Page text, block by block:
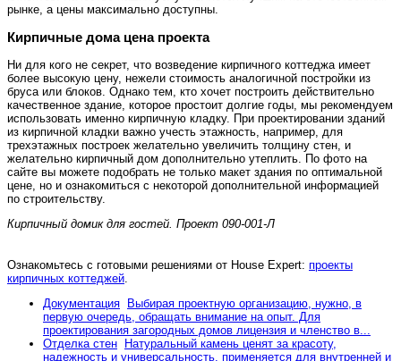
рынке, а цены максимально доступны.
Кирпичные дома цена проекта
Ни для кого не секрет, что возведение кирпичного коттеджа имеет
более высокую цену, нежели стоимость аналогичной постройки из
бруса или блоков. Однако тем, кто хочет построить действительно
качественное здание, которое простоит долгие годы, мы рекомендуем
использовать именно кирпичную кладку. При проектировании зданий
из кирпичной кладки важно учесть этажность, например, для
трехэтажных построек желательно увеличить толщину стен, и
желательно кирпичный дом дополнительно утеплить. По фото на
сайте вы можете подобрать не только макет здания по оптимальной
цене, но и ознакомиться с некоторой дополнительной информацией
по строительству.
Кирпичный домик для гостей. Проект 090-001-Л
Ознакомьтесь с готовыми решениями от House Expert: проекты
кирпичных коттеджей.
Документация
Выбирая проектную организацию, нужно, в
первую очередь, обращать внимание на опыт. Для
проектирования загородных домов лицензия и членство в...
Отделка стен
Натуральный камень ценят за красоту,
надежность и универсальность, применяется для внутренней и